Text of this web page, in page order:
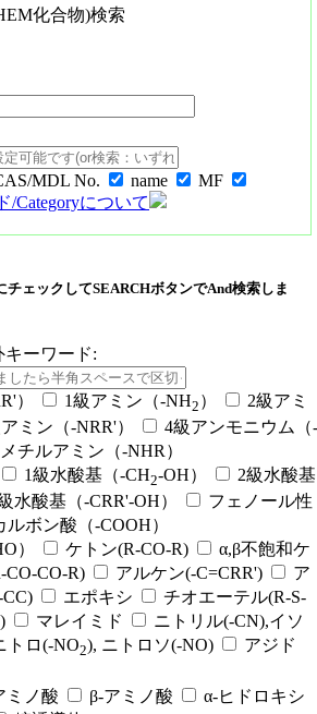
化合物)検索
MDL No. name
MF
/Categoryについて
ェックしてSEARCHボタンでAnd検索しま
キーワード:
） 1級アミン（-NH2 ）
2級アミ
ミン（-NRR'）
4級アンモニウム（-
チルアミン（-NHR）
1級水酸基（-CH2-OH）
2級水酸基
水酸基（-CRR'-OH）
フェノール性
ルボン酸（-COOH）
）
ケトン(R-CO-R)
α,β不飽和ケ
CO-CO-R) アルケン(-C=CRR')
ア
エポキシ
チオエーテル(R-S-
マレイミド
ニトリル(-CN),イソ
トロ(-NO2), ニトロソ(-NO)
アジド
ミノ酸 β-アミノ酸
α-ヒドロキシ